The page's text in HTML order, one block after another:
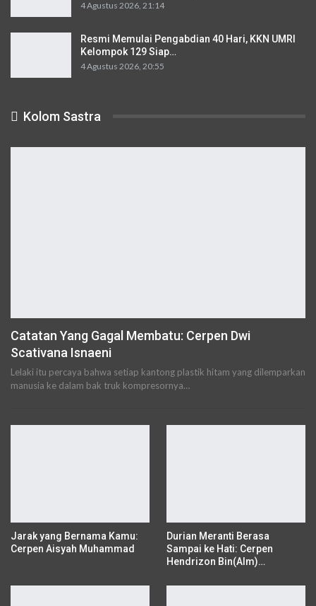
4 Agustus 2026, 21:14
Resmi Memulai Pengabdian 40 Hari, KKN UMRI
Kelompok 129 Siap…
4 Agustus 2026, 20:55
Kolom Sastra
Catatan Yang Gagal Membatu: Cerpen Dwi
Scativana Isnaeni
Lelaki itu percaya bahwa setiap kantong plastik hitam yang dilemparkan
manusia ke dalam bak truk kompresornya…
Jarak yang Bernama Kamu:
Cerpen Aisyah Muhammad
Durian Meranti Berasa
Sampai ke Hati: Cerpen
Hendrizon Bin(Alm)…